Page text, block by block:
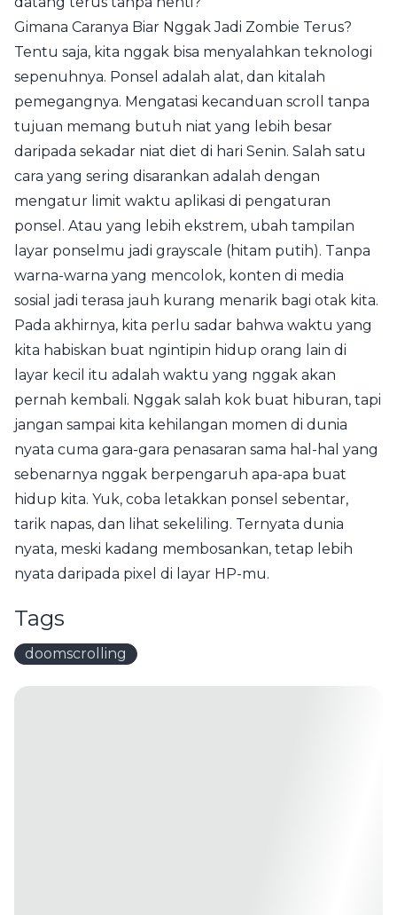
Gimana Caranya Biar Nggak Jadi Zombie Terus?
Tentu saja, kita nggak bisa menyalahkan teknologi
sepenuhnya. Ponsel adalah alat, dan kitalah
pemegangnya. Mengatasi kecanduan scroll tanpa
tujuan memang butuh niat yang lebih besar
daripada sekadar niat diet di hari Senin. Salah satu
cara yang sering disarankan adalah dengan
mengatur limit waktu aplikasi di pengaturan
ponsel. Atau yang lebih ekstrem, ubah tampilan
layar ponselmu jadi grayscale (hitam putih). Tanpa
warna-warna yang mencolok, konten di media
sosial jadi terasa jauh kurang menarik bagi otak kita.
Pada akhirnya, kita perlu sadar bahwa waktu yang
kita habiskan buat ngintipin hidup orang lain di
layar kecil itu adalah waktu yang nggak akan
pernah kembali. Nggak salah kok buat hiburan, tapi
jangan sampai kita kehilangan momen di dunia
nyata cuma gara-gara penasaran sama hal-hal yang
sebenarnya nggak berpengaruh apa-apa buat
hidup kita. Yuk, coba letakkan ponsel sebentar,
tarik napas, dan lihat sekeliling. Ternyata dunia
nyata, meski kadang membosankan, tetap lebih
nyata daripada pixel di layar HP-mu.
Tags
doomscrolling